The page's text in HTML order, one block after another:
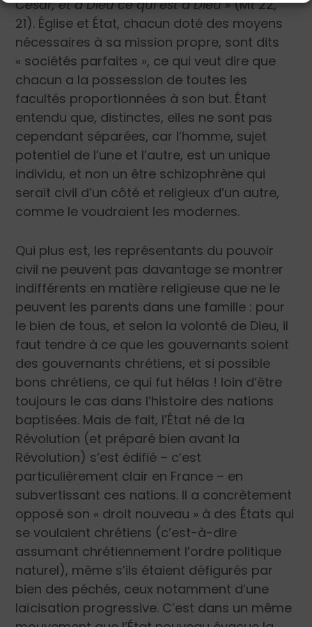
César, et à Dieu ce qui est à Dieu »(Mt 22,
21). Église et État, chacun doté des moyens
nécessaires à sa mission propre, sont dits
« sociétés parfaites », ce qui veut dire que
chacun a la possession de toutes les
facultés proportionnées à son but. Étant
entendu que, distinctes, elles ne sont pas
cependant séparées, car l’homme, sujet
potentiel de l’une et l’autre, est un unique
individu, et non un être schizophrène qui
serait civil d’un côté et religieux d’un autre,
comme le voudraient les modernes.
Qui plus est, les représentants du pouvoir
civil ne peuvent pas davantage se montrer
indifférents en matière religieuse que ne le
peuvent les parents dans une famille : pour
le bien de tous, et selon la volonté de Dieu, il
faut tendre à ce que les gouvernants soient
des gouvernants chrétiens, et si possible
bons chrétiens, ce qui fut hélas ! loin d’être
toujours le cas dans l’histoire des nations
baptisées. Mais de fait, l’État né de la
Révolution (et préparé bien avant la
Révolution) s’est édifié – c’est
particulièrement clair en France – en
subvertissant ces nations. Il a concrètement
opposé son « droit nouveau » à des États qui
se voulaient chrétiens (c’est-à-dire
assumant chrétiennement l’ordre politique
naturel), même s’ils étaient défigurés par
bien des péchés, ceux notamment d’une
laïcisation progressive. C’est dans un même